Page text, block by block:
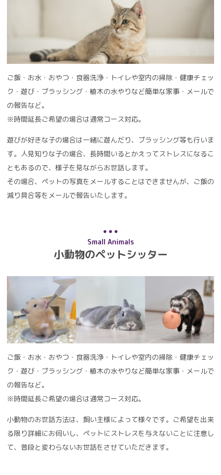
ご飯・お水・おやつ・食器洗浄・トイレや室内の掃除・健康チェッ
ク・遊び・ブラッシング・植木の水やりなど簡単な家事・メールで
の報告など。
※時間延長ご希望の場合は通常コース対応。
遊びが好きな子の場合は一緒に遊んだり、ブラッシング等も行いま
す。人見知りな子の場合、長時間いるとかえってストレスになるこ
ともあるので、様子を見ながらお世話します。
その場合、ペットの写真をメールすることはできませんが、ご飯の
減り具合等をメールで報告いたします。
Small Animals
小動物のペットシッター
ご飯・お水・おやつ・食器洗浄・トイレや室内の掃除・健康チェッ
ク・遊び・ブラッシング・植木の水やりなど簡単な家事・メールで
の報告など。
※時間延長ご希望の場合は通常コース対応。
小動物のお世話方法は、飼い主様によって様々です。ご希望を出来
る限り詳細にお伺いし、ペットにストレスを与えないことに注意し
て、普段と変わらないお世話をさせていただきます。